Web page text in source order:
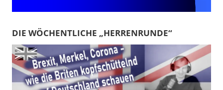
DIE WÖCHENTLICHE „HERRENRUNDE“